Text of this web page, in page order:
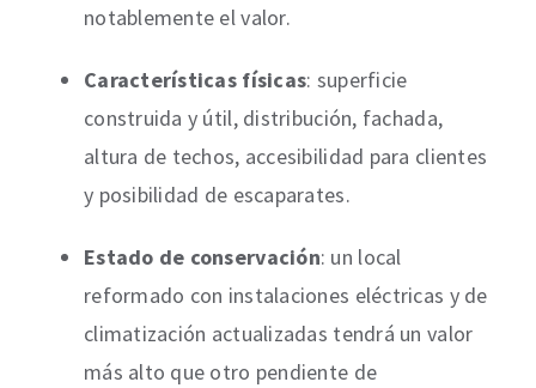
notablemente el valor.
Características físicas: superficie
construida y útil, distribución, fachada,
altura de techos, accesibilidad para clientes
y posibilidad de escaparates.
Estado de conservación: un local
reformado con instalaciones eléctricas y de
climatización actualizadas tendrá un valor
más alto que otro pendiente de